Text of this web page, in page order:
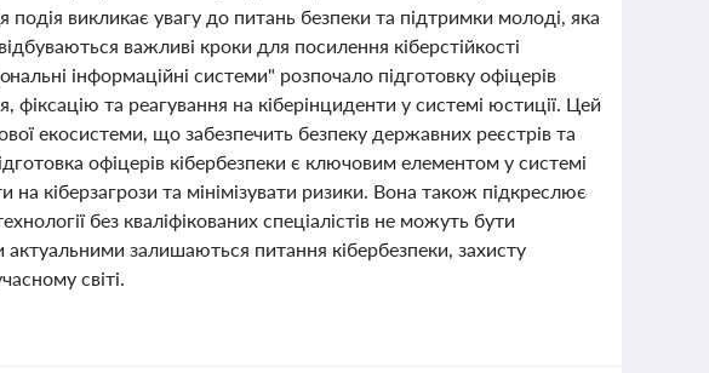
подія викликає увагу до питань безпеки та підтримки молоді, яка
важливі кроки для посилення кіберстійкості
інформаційні системи" розпочало підготовку офіцерів
фіксацію та реагування на кіберінциденти у системі юстиції. Цей
екосистеми, що забезпечить безпеку державних реєстрів та
офіцерів кібербезпеки є ключовим елементом у системі
кіберзагрози та мінімізувати ризики. Вона також підкреслює
без кваліфікованих спеціалістів не можуть бути
залишаються питання кібербезпеки, захисту
світі.